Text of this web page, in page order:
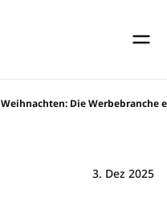
Weihnachten: Die Werbebranche
3. Dez 2025